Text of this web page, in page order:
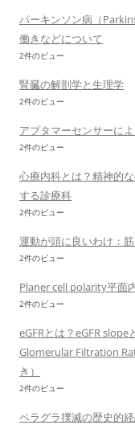
パーキンソン病（
働きなどについて
2件のビュー
腎臓の解剖学と生理学
2件のビュー
アプタマーセンサーに
2件のビュー
心療内科とは？精神的
する診療科
2件のビュー
運動が頭に良いわけ：
2件のビュー
Planer cell polarity平面
2件のビュー
eGFRとは？eGFR
Glomerular Filtration
き）
2件のビュー
ペラグラ撲滅の歴史的